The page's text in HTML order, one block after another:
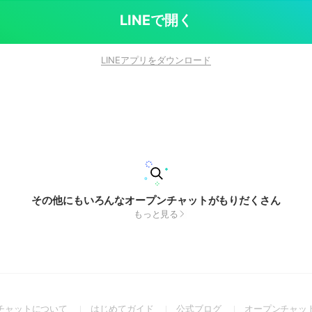
LINEで開く
LINEアプリをダウンロード
その他にもいろんなオープンチャットがもりだくさん
もっと見る
ャットについて (Openはじめてガイド (Open公式ブログ (Openオープンチャッ